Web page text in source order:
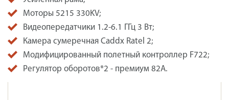
Моторы 5215 330KV;
Видеопередатчики 1.2-6.1 ГГц 3 Вт;
Камера сумеречная Caddx Ratel 2;
Модифицированный полетный контроллер F722;
Регулятор оборотов*2 - премиум 82А.